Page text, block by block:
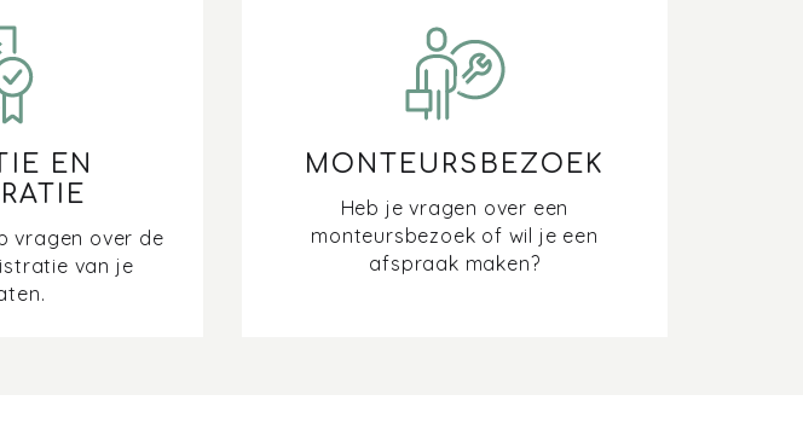
EN
vragen over de
van je
MONTEURSBEZOEK
Heb je vragen over een
monteursbezoek of wil je een
afspraak maken?